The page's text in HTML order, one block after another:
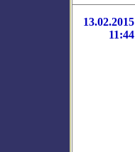
13.02.2015
11:44